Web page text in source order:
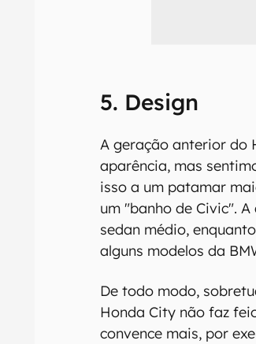
5. Design
A geração anterior do
aparência, mas
isso a um patamar
um "banho de Civic".
sedan médio,
alguns modelos da
De todo modo,
Honda City não faz
convence mais, por